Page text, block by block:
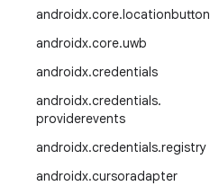
androidx.core.locationbutton
androidx.core.uwb
androidx.credentials
androidx.credentials.
providerevents
androidx.credentials.registry
androidx.cursoradapter